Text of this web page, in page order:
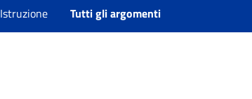
Istruzione Tutti gli argomenti